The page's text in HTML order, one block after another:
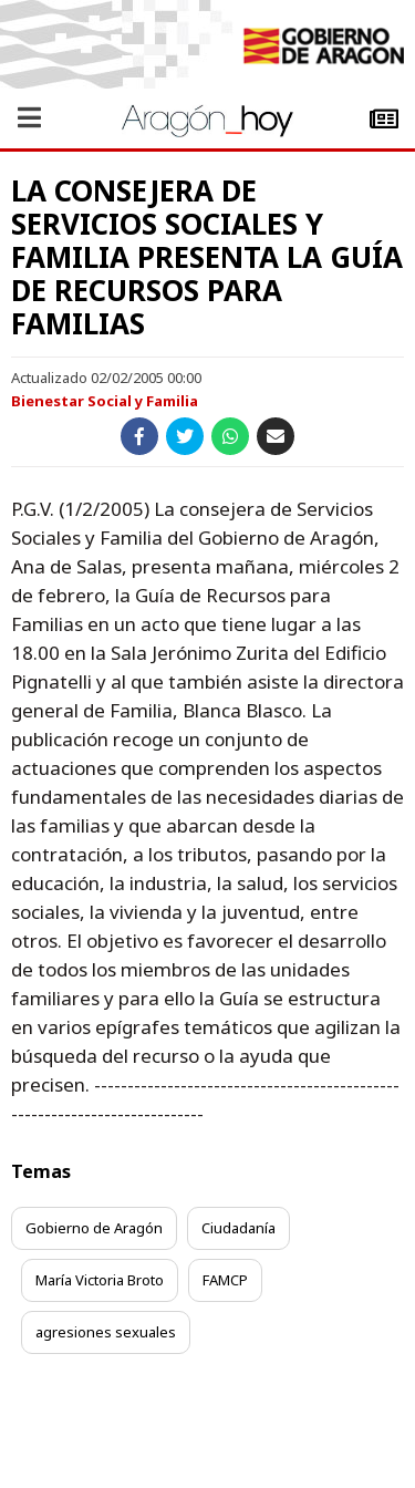
LA CONSEJERA DE
SERVICIOS SOCIALES Y
FAMILIA PRESENTA LA GUÍA
DE RECURSOS PARA
FAMILIAS
Actualizado 02/02/2005 00:00
Bienestar Social y Familia
P.G.V. (1/2/2005) La consejera de Servicios
Sociales y Familia del Gobierno de Aragón,
Ana de Salas, presenta mañana, miércoles 2
de febrero, la Guía de Recursos para
Familias en un acto que tiene lugar a las
18.00 en la Sala Jerónimo Zurita del Edificio
Pignatelli y al que también asiste la directora
general de Familia, Blanca Blasco. La
publicación recoge un conjunto de
actuaciones que comprenden los aspectos
fundamentales de las necesidades diarias de
las familias y que abarcan desde la
contratación, a los tributos, pasando por la
educación, la industria, la salud, los servicios
sociales, la vivienda y la juventud, entre
otros. El objetivo es favorecer el desarrollo
de todos los miembros de las unidades
familiares y para ello la Guía se estructura
en varios epígrafes temáticos que agilizan la
búsqueda del recurso o la ayuda que
precisen. ----------------------------------------------
-----------------------------
Temas
Gobierno de Aragón Ciudadanía
María Victoria Broto FAMCP
agresiones sexuales